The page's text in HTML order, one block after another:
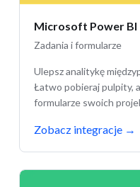
Microsoft Power BI
Zadania i formularze
Ulepsz analitykę
Łatwo pobieraj pulpity,
formularze swoich
Zobacz integracje →